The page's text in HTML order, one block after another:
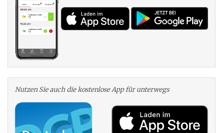
Nutzen Sie auch die kosten­lose App für unterwegs